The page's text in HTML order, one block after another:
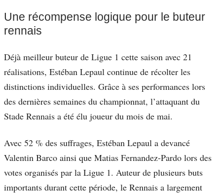
Une récompense logique pour le buteur
rennais
Déjà meilleur buteur de Ligue 1 cette saison avec 21
réalisations, Estéban Lepaul continue de récolter les
distinctions individuelles. Grâce à ses performances lors
des dernières semaines du championnat, l’attaquant du
Stade Rennais a été élu joueur du mois de mai.
Avec 52 % des suffrages, Estéban Lepaul a devancé
Valentin Barco ainsi que Matias Fernandez-Pardo lors des
votes organisés par la Ligue 1. Auteur de plusieurs buts
importants durant cette période, le Rennais a largement